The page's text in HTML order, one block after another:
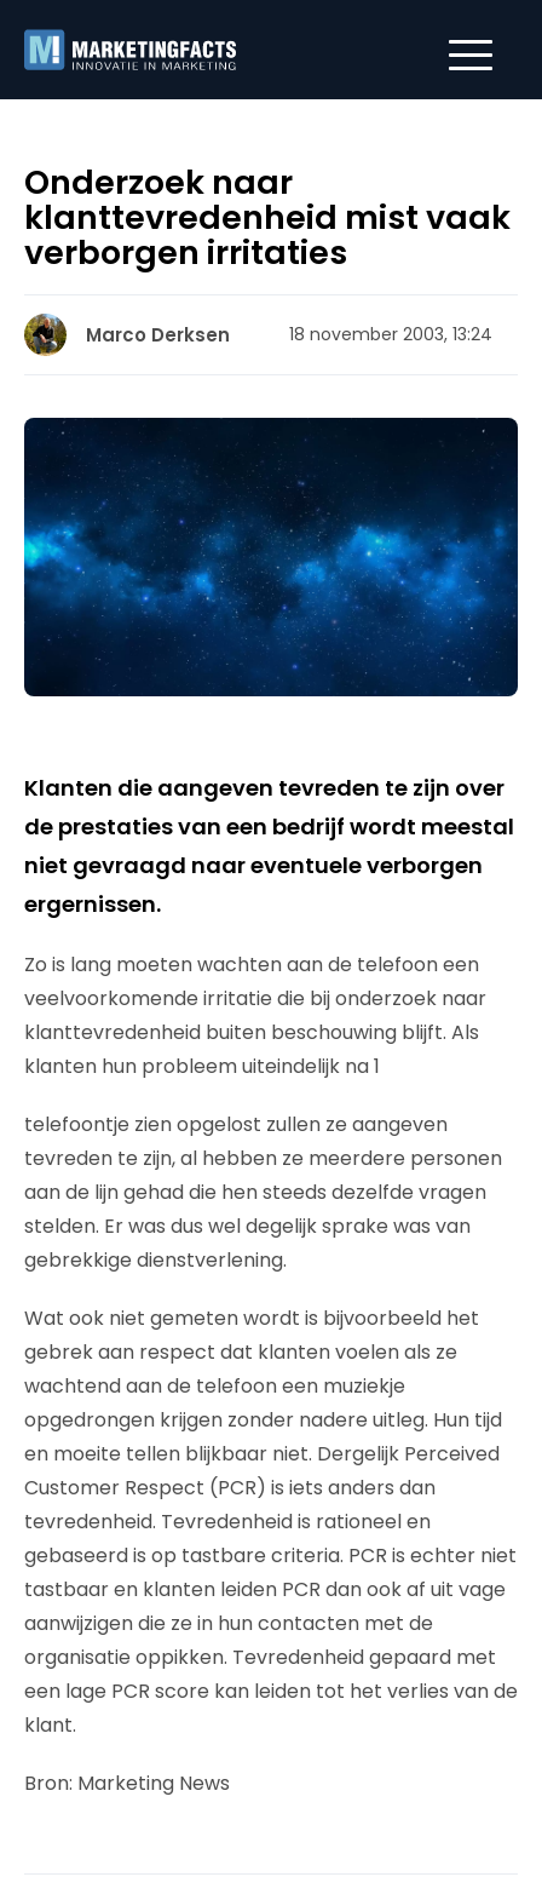
Onderzoek naar
klanttevredenheid mist vaak
verborgen irritaties
Marco Derksen 18 november 2003, 13:24
Klanten die aangeven tevreden te zijn over
de prestaties van een bedrijf wordt meestal
niet gevraagd naar eventuele verborgen
ergernissen.
Zo is lang moeten wachten aan de telefoon een
veelvoorkomende irritatie die bij onderzoek naar
klanttevredenheid buiten beschouwing blijft. Als
klanten hun probleem uiteindelijk na 1
telefoontje zien opgelost zullen ze aangeven
tevreden te zijn, al hebben ze meerdere personen
aan de lijn gehad die hen steeds dezelfde vragen
stelden. Er was dus wel degelijk sprake was van
gebrekkige dienstverlening.
Wat ook niet gemeten wordt is bijvoorbeeld het
gebrek aan respect dat klanten voelen als ze
wachtend aan de telefoon een muziekje
opgedrongen krijgen zonder nadere uitleg. Hun tijd
en moeite tellen blijkbaar niet. Dergelijk Perceived
Customer Respect (PCR) is iets anders dan
tevredenheid. Tevredenheid is rationeel en
gebaseerd is op tastbare criteria. PCR is echter niet
tastbaar en klanten leiden PCR dan ook af uit vage
aanwijzigen die ze in hun contacten met de
organisatie oppikken. Tevredenheid gepaard met
een lage PCR score kan leiden tot het verlies van de
klant.
Bron: Marketing News